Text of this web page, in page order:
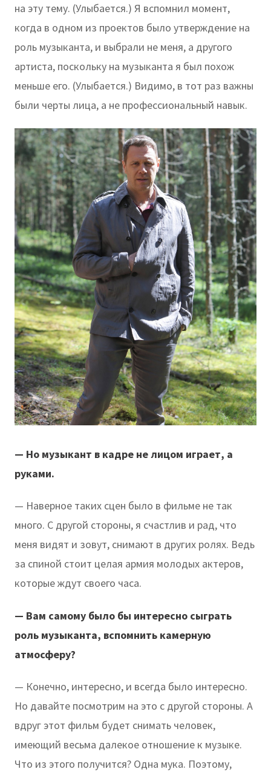
на эту тему. (Улыбается.) Я вспомнил момент,
когда в одном из проектов было утверждение на
роль музыканта, и выбрали не меня, а другого
артиста, поскольку на музыканта я был похож
меньше его. (Улыбается.) Видимо, в тот раз важны
были черты лица, а не профессиональный навык.
— Но музыкант в кадре не лицом играет, а
руками.
— Наверное таких сцен было в фильме не так
много. С другой стороны, я счастлив и рад, что
меня видят и зовут, снимают в других ролях. Ведь
за спиной стоит целая армия молодых актеров,
которые ждут своего часа.
— Вам самому было бы интересно сыграть
роль музыканта, вспомнить камерную
атмосферу?
— Конечно, интересно, и всегда было интересно.
Но давайте посмотрим на это с другой стороны. А
вдруг этот фильм будет снимать человек,
имеющий весьма далекое отношение к музыке.
Что из этого получится? Одна мука. Поэтому,